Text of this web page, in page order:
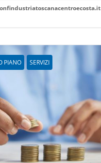
PIANO SERVIZI